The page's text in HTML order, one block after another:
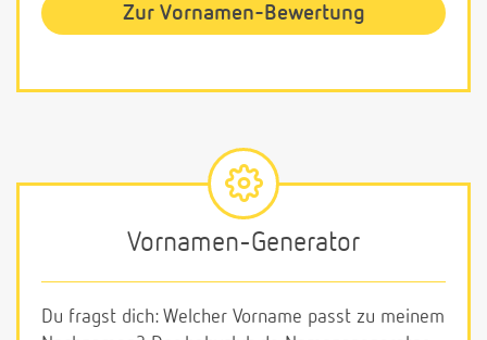
Zur Vornamen-Bewertung
Vornamen-Generator
Du fragst dich: Welcher Vorname passt zu meinem